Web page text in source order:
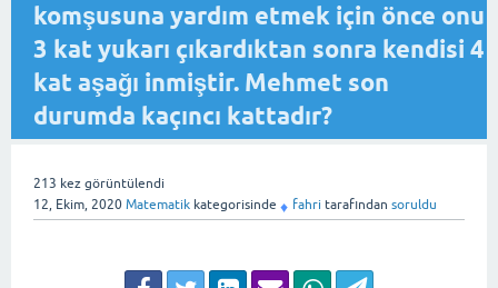
komşusuna yardım etmek için önce onu
3 kat yukarı çıkardıktan sonra kendisi 4
kat aşağı inmiştir. Mehmet son
durumda kaçıncı kattadır?
213 kez görüntülendi
12, Ekim, 2020 Matematik kategorisinde ♦ fahri tarafından soruldu